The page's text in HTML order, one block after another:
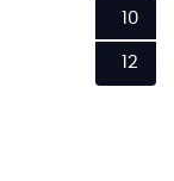
10
12